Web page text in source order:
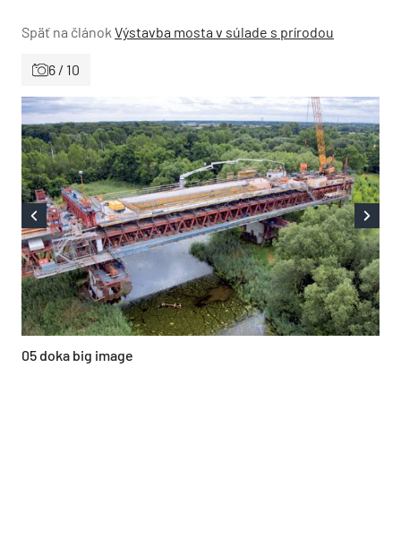
Späť na článok Výstavba mosta v súlade s prírodou
6 / 10
05 doka big image